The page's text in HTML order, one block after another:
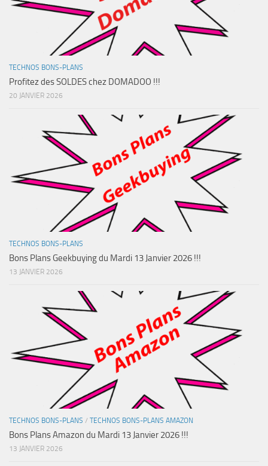
TECHNOS BONS-PLANS
Profitez des SOLDES chez DOMADOO !!!
20 JANVIER 2026
TECHNOS BONS-PLANS
Bons Plans Geekbuying du Mardi 13 Janvier 2026 !!!
13 JANVIER 2026
TECHNOS BONS-PLANS / TECHNOS BONS-PLANS AMAZON
Bons Plans Amazon du Mardi 13 Janvier 2026 !!!
13 JANVIER 2026